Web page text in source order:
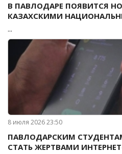
В ПАВЛОДАРЕ ПОЯВИТСЯ
КАЗАХСКИМИ
...
8 июля 2026 23:50
ПАВЛОДАРСКИМ
СТАТЬ ЖЕРТВАМИ